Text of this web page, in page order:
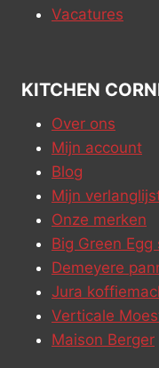
Vacatures
KITCHEN
Over ons
Mijn account
Blog
Mijn
Onze merken
Big Green
Demeyere
Jura
Verticale
Maison Berger